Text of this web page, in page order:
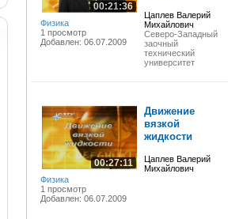
00:21:36
Физика
1 просмотр
Добавлен: 06.07.2009
Цаплев Валерий
Михайлович
Северо-Западный
заочный
технический
университет
00:27:11
Физика
1 просмотр
Добавлен: 06.07.2009
Движение
вязкой
жидкости
Цаплев Валерий
Михайлович